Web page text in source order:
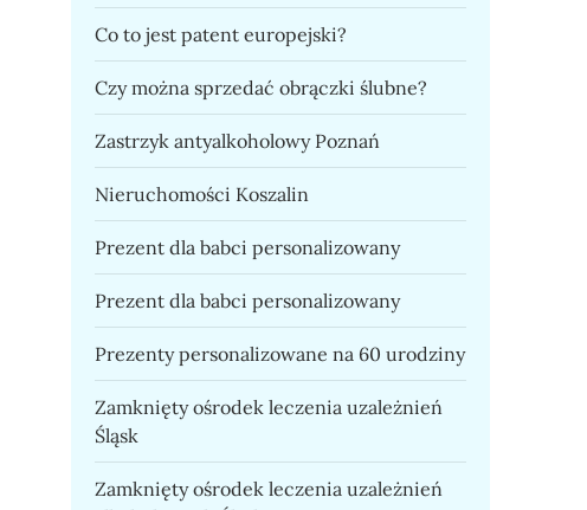
Co to jest patent europejski?
Czy można sprzedać obrączki ślubne?
Zastrzyk antyalkoholowy Poznań
Nieruchomości Koszalin
Prezent dla babci personalizowany
Prezent dla babci personalizowany
Prezenty personalizowane na 60 urodziny
Zamknięty ośrodek leczenia uzależnień
Śląsk
Zamknięty ośrodek leczenia uzależnień